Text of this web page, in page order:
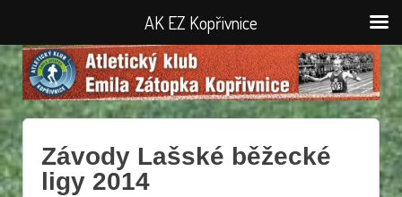
Závody Lašské běžecké
ligy 2014
AK EZ Kopřivnice